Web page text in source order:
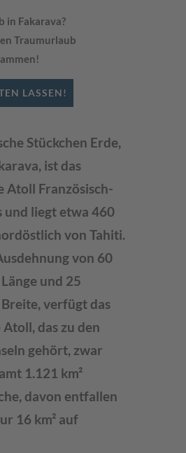
in Fakarava?
Traumurlaub
LASSEN!
Stückchen Erde,
ist das
Atoll Französisch-
und liegt etwa 460
von Tahiti.
von 60
und 25
verfügt das
das zu den
gehört, zwar
1.121 km²
davon entfallen
16 km² auf